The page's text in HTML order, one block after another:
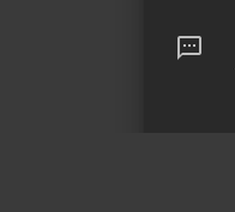
textsms